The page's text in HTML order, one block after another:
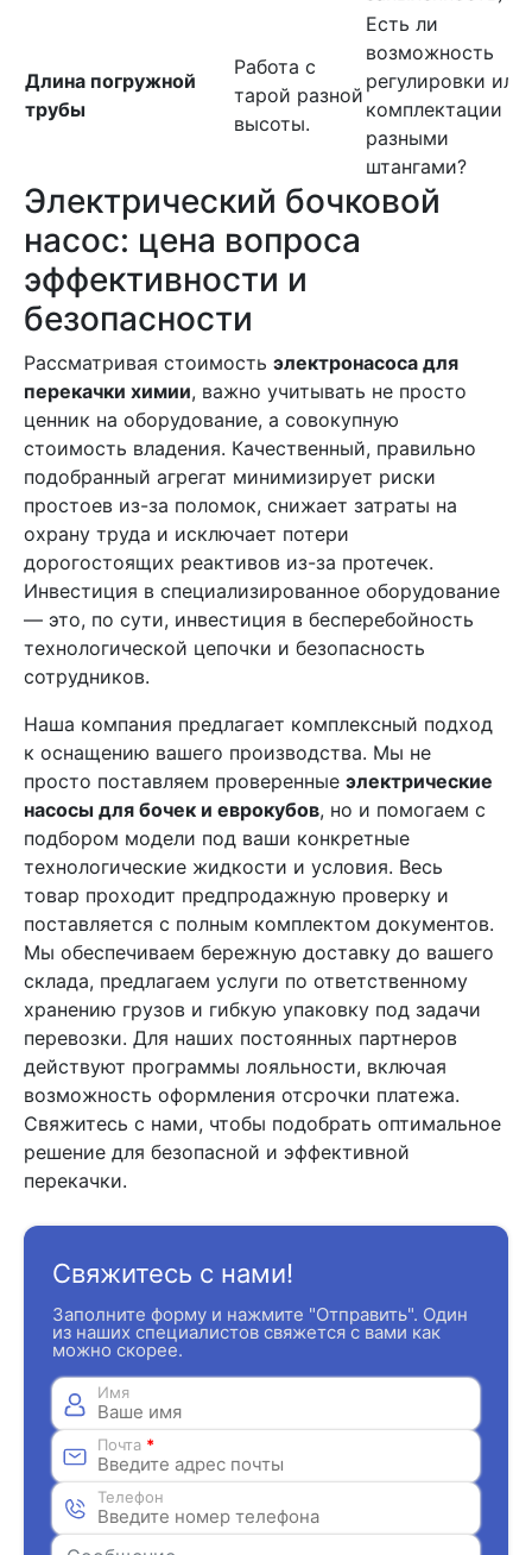
Длина погружной
трубы
Работа с
тарой разной
высоты.
Есть ли
возможность
регулировки или
комплектации
разными
штангами?
Электрический бочковой
насос: цена вопроса
эффективности и
безопасности
Рассматривая стоимость электронасоса для
перекачки химии, важно учитывать не просто
ценник на оборудование, а совокупную
стоимость владения. Качественный, правильно
подобранный агрегат минимизирует риски
простоев из-за поломок, снижает затраты на
охрану труда и исключает потери
дорогостоящих реактивов из-за протечек.
Инвестиция в специализированное оборудование
— это, по сути, инвестиция в бесперебойность
технологической цепочки и безопасность
сотрудников.
Наша компания предлагает комплексный подход
к оснащению вашего производства. Мы не
просто поставляем проверенные электрические
насосы для бочек и еврокубов, но и помогаем с
подбором модели под ваши конкретные
технологические жидкости и условия. Весь
товар проходит предпродажную проверку и
поставляется с полным комплектом документов.
Мы обеспечиваем бережную доставку до вашего
склада, предлагаем услуги по ответственному
хранению грузов и гибкую упаковку под задачи
перевозки. Для наших постоянных партнеров
действуют программы лояльности, включая
возможность оформления отсрочки платежа.
Свяжитесь с нами, чтобы подобрать оптимальное
решение для безопасной и эффективной
перекачки.
Свяжитесь с нами!
Заполните форму и нажмите "Отправить". Один
из наших специалистов свяжется с вами как
можно скорее.
Имя
Почта *
Телефон